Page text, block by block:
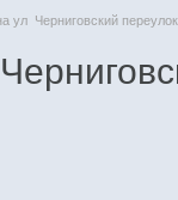
ул Черниговский переулок